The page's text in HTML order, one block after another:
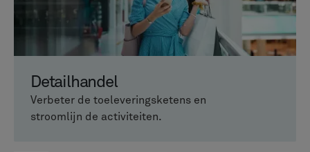
Detailhandel
Verbeter de toeleveringsketens en
stroomlijn de activiteiten.